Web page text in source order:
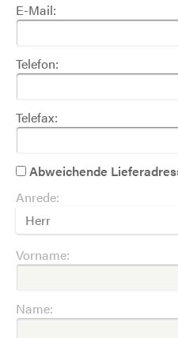
E-Mail:
Telefon:
Telefax:
Abweichende
Anrede:
Herr
Vorname:
Name: